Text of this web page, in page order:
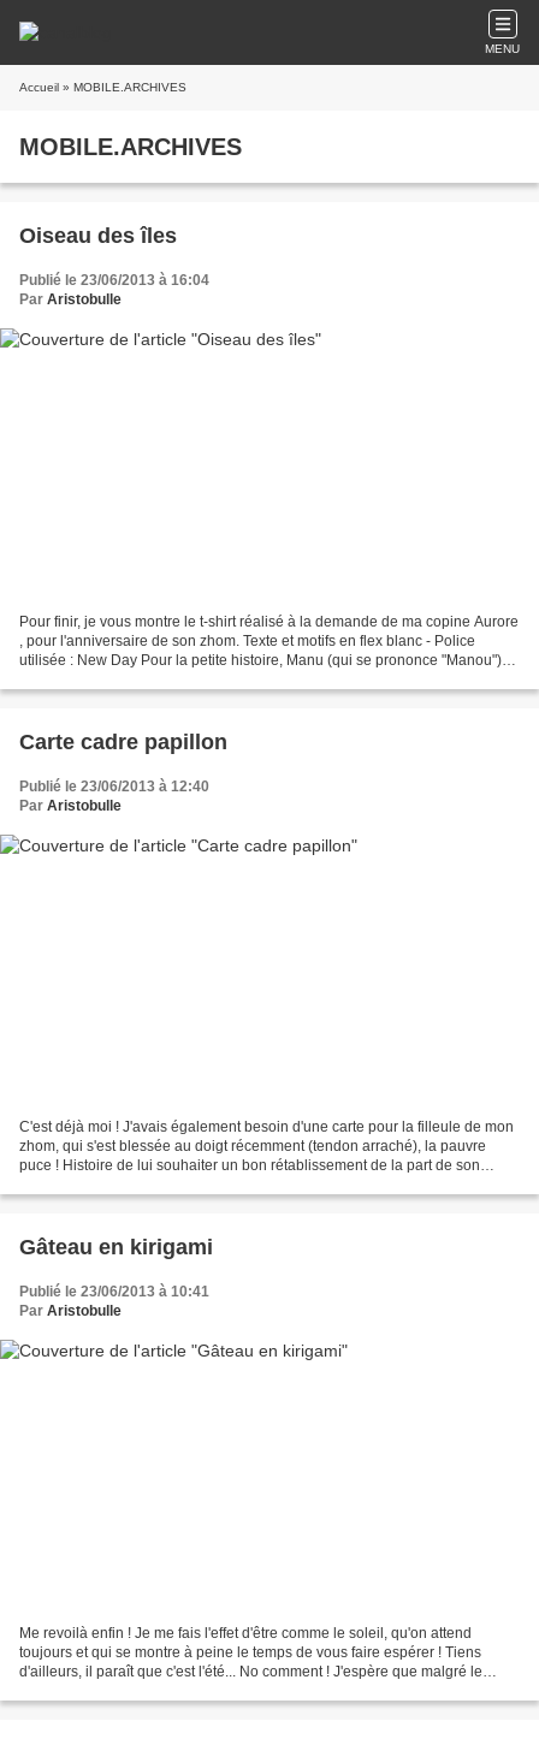
MENU
Accueil » MOBILE.ARCHIVES
MOBILE.ARCHIVES
Oiseau des îles
Publié le 23/06/2013 à 16:04
Par Aristobulle
Pour finir, je vous montre le t-shirt réalisé à la demande de ma copine Aurore
, pour l'anniversaire de son zhom. Texte et motifs en flex blanc - Police
utilisée : New Day Pour la petite histoire, Manu (qui se prononce "Manou")
Carte cadre papillon
Publié le 23/06/2013 à 12:40
Par Aristobulle
C'est déjà moi ! J'avais également besoin d'une carte pour la filleule de mon
zhom, qui s'est blessée au doigt récemment (tendon arraché), la pauvre
puce ! Histoire de lui souhaiter un bon rétablissement de la part de son
Gâteau en kirigami
Publié le 23/06/2013 à 10:41
Par Aristobulle
Me revoilà enfin ! Je me fais l'effet d'être comme le soleil, qu'on attend
toujours et qui se montre à peine le temps de vous faire espérer ! Tiens
d'ailleurs, il paraît que c'est l'été... No comment ! J'espère que malgré le